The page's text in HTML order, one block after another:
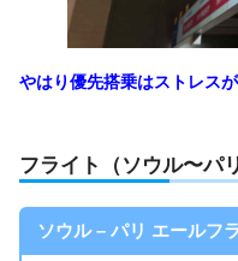
やはり優先搭乗はストレスが
フライト（ソウル〜パリ
ソウル – パリ エールフ